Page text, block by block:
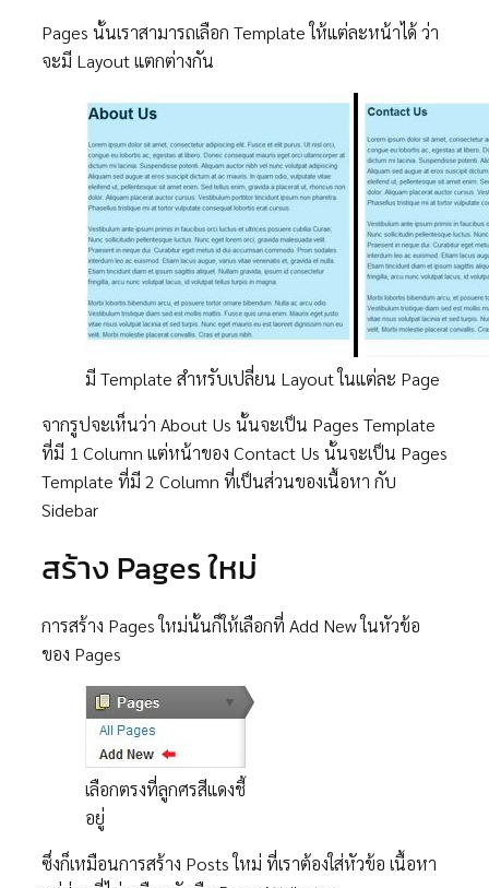
Pages นั้นเราสามารถเลือก Template ให้แต่ละหน้าได้ ว่า
จะมี Layout แตกต่างกัน
มี Template สำหรับเปลี่ยน Layout ในแต่ละ Page
จากรูปจะเห็นว่า About Us นั้นจะเป็น Pages Template
ที่มี 1 Column แต่หน้าของ Contact Us นั้นจะเป็น Pages
Template ที่มี 2 Column ที่เป็นส่วนของเนื้อหา กับ
Sidebar
สร้าง Pages ใหม่
การสร้าง Pages ใหม่นั้นก็ให้เลือกที่ Add New ในหัวข้อ
ของ Pages
เลือกตรงที่ลูกศรสีแดงชี้
อยู่
ซึ่งก็เหมือนการสร้าง Posts ใหม่ ที่เราต้องใส่หัวข้อ เนื้อหา